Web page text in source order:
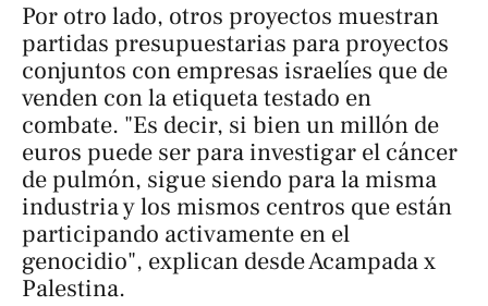
Por otro lado, otros proyectos muestran
partidas presupuestarias para proyectos
conjuntos con empresas israelíes que de
venden con la etiquetatestado en
combate. "Es decir, si bien un millón de
euros puede ser para investigar el cáncer
de pulmón, sigue siendo para la misma
industria y los mismos centros que están
participando activamente en el
genocidio", explican desde Acampada x
Palestina.